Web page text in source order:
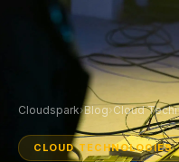
Cloudspark›Blog›Cloud
CLOUD TECHNOLOGIES